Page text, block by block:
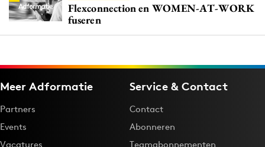
Flexconnection en WOMEN-AT-WORK
fuseren
Meer Adformatie
Partners
Events
Vacatures
Service & Contact
Contact
Abonneren
Teamabonnementen